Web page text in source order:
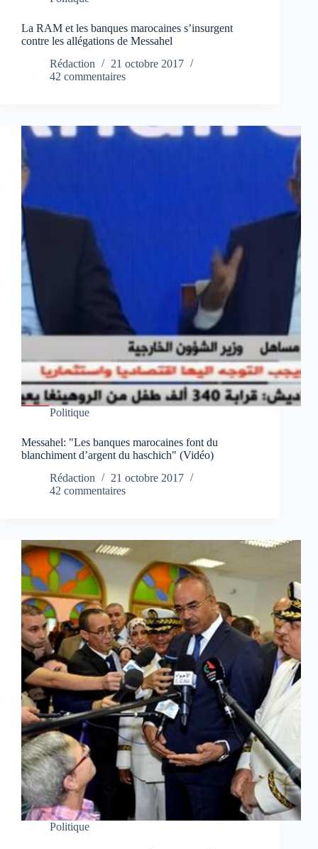
La RAM et les banques marocaines s’insurgent
contre les allégations de Messahel
Rédaction
21 octobre 2017
42 commentaires
Politique
Messahel: "Les banques marocaines font du
blanchiment d’argent du haschich" (Vidéo)
Rédaction
21 octobre 2017
42 commentaires
Politique